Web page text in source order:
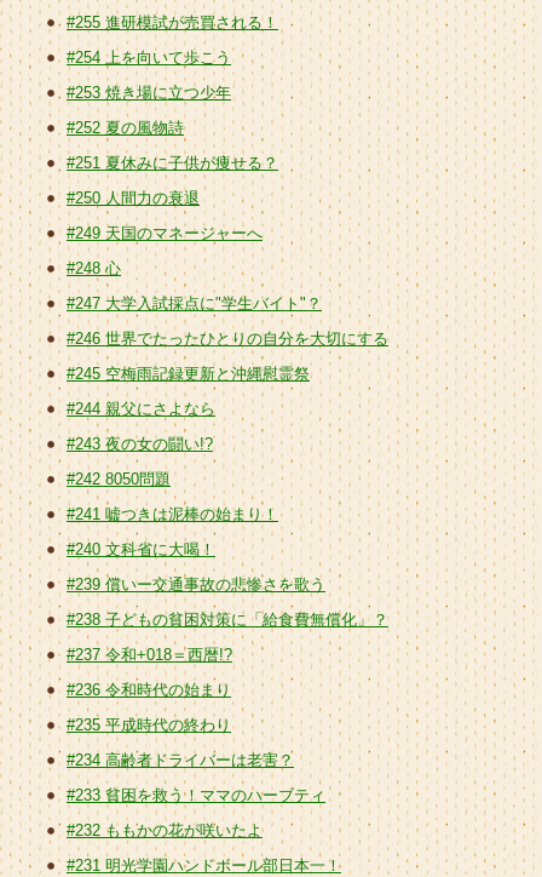
#255 進研模試が売買される！
#254 上を向いて歩こう
#253 焼き場に立つ少年
#252 夏の風物詩
#251 夏休みに子供が痩せる？
#250 人間力の衰退
#249 天国のマネージャーへ
#248 心
#247 大学入試採点に"学生バイト"？
#246 世界でたったひとりの自分を大切にする
#245 空梅雨記録更新と沖縄慰霊祭
#244 親父にさよなら
#243 夜の女の闘い!?
#242 8050問題
#241 嘘つきは泥棒の始まり！
#240 文科省に大喝！
#239 償いー交通事故の悲惨さを歌う
#238 子どもの貧困対策に「給食費無償化」？
#237 令和+018＝西暦!?
#236 令和時代の始まり
#235 平成時代の終わり
#234 高齢者ドライバーは老害？
#233 貧困を救う！ママのハーブティ
#232 ももかの花が咲いたよ
#231 明光学園ハンドボール部日本一！